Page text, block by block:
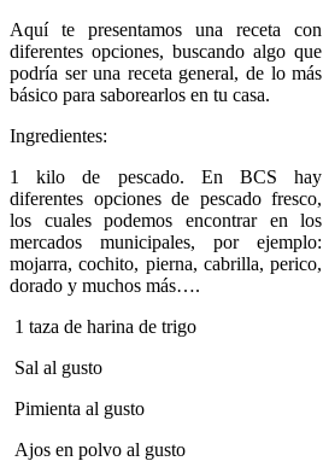
Aquí te presentamos una receta con
diferentes opciones, buscando algo que
podría ser una receta general, de lo más
básico para saborearlos en tu casa.
Ingredientes:
1 kilo de pescado. En BCS hay
diferentes opciones de pescado fresco,
los cuales podemos encontrar en los
mercados municipales, por ejemplo:
mojarra, cochito, pierna, cabrilla, perico,
dorado y muchos más….
1 taza de harina de trigo
Sal al gusto
Pimienta al gusto
Ajos en polvo al gusto